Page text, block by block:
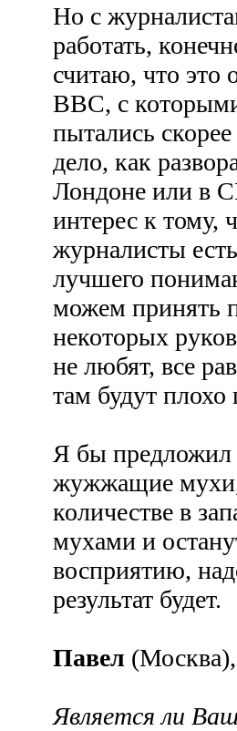
Но с
работать,
считаю, что это
BBC, с
пытались
дело, как
Лондоне или в
интерес к тому,
журналисты
лучшего
можем принять
некоторых
не любят, все
там будут плохо
Я бы предложил
жужжащие мухи,
количестве в
мухами и
восприятию,
результат будет.
Павел
Является ли